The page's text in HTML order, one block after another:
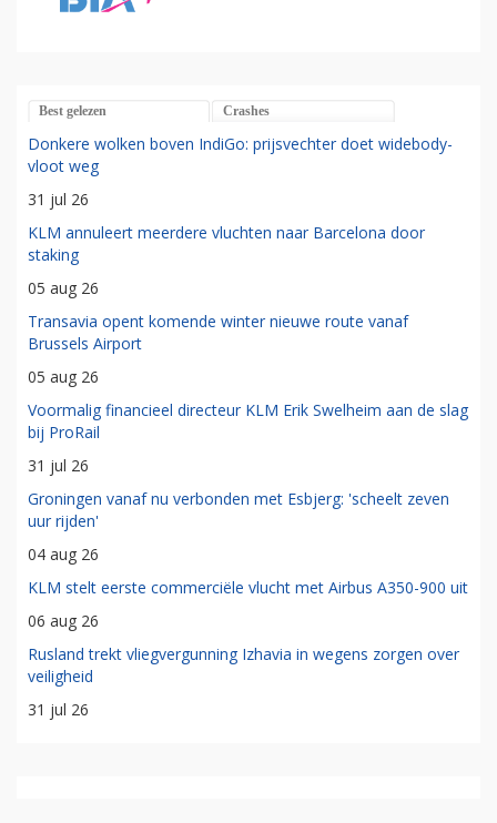
Best gelezen Crashes
Donkere wolken boven IndiGo: prijsvechter doet widebody-
vloot weg
31 jul 26
KLM annuleert meerdere vluchten naar Barcelona door
staking
05 aug 26
Transavia opent komende winter nieuwe route vanaf
Brussels Airport
05 aug 26
Voormalig financieel directeur KLM Erik Swelheim aan de slag
bij ProRail
31 jul 26
Groningen vanaf nu verbonden met Esbjerg: 'scheelt zeven
uur rijden'
04 aug 26
KLM stelt eerste commerciële vlucht met Airbus A350-900 uit
06 aug 26
Rusland trekt vliegvergunning Izhavia in wegens zorgen over
veiligheid
31 jul 26